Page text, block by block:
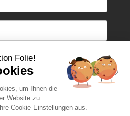
Folie!
um Ihnen die
Website zu
Cookie Einstellungen aus.